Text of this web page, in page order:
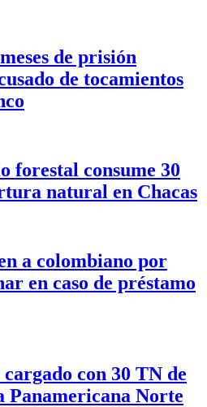
de prisión
de tocamientos
forestal consume 30
natural en Chacas
a colombiano por
en caso de préstamo
con 30 TN de
Panamericana Norte